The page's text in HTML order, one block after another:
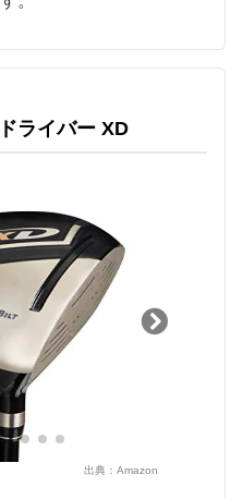
ライバー XD
出典： Amazon